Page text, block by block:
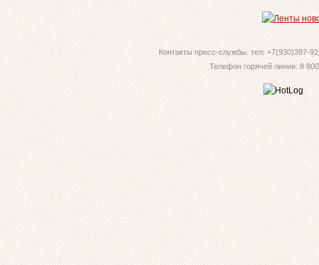
Контакты пресс-службы. тел: +7(930)387-
Телефон горячей линии: 8